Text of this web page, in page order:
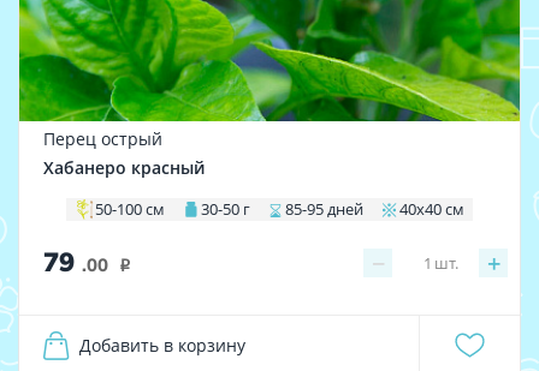
Перец острый
Хабанеро красный
50-100 см 30-50 г 85-95 дней 40х40 см
79 .00 i − +
1 шт.
Добавить в корзину